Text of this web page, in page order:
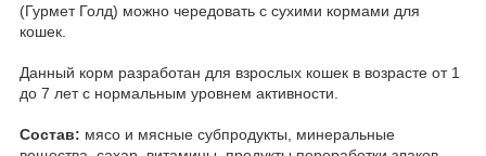
(Гурмет Голд) можно чередовать с сухими кормами для
кошек.
Данный корм разработан для взрослых кошек в возрасте от 1
до 7 лет с нормальным уровнем активности.
Состав: мясо и мясные субпродукты, минеральные